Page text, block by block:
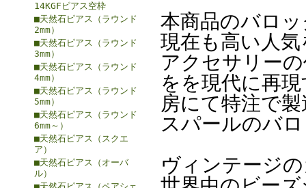
14KGFピアス空枠
■天然石ピアス（ラウンド
2mm）
■天然石ピアス（ラウンド
3mm）
■天然石ピアス（ラウンド
4mm）
■天然石ピアス（ラウンド
5mm）
■天然石ピアス（ラウンド
6mm～）
■天然石ピアス（スクエ
ア）
■天然石ピアス（オーバ
ル）
本商品のバロ
現在も高い人
アクセサリー
をを現代に再
房にて特注で
スパールのバ
ヴィンテージ